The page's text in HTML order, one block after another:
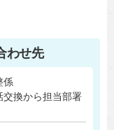
わせ先
係
交換から担当部署